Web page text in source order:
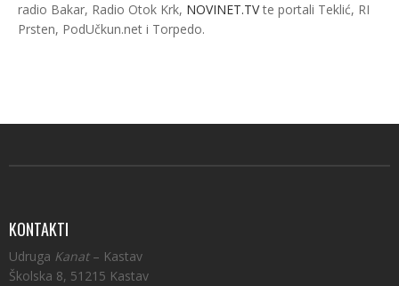
radio Bakar, Radio Otok Krk, NOVINET.TVte portali Teklić, RI
Prsten, PodUčkun.net i Torpedo.
KONTAKTI
Udruga Kanat– Kastav
Školska 8, 51215 Kastav